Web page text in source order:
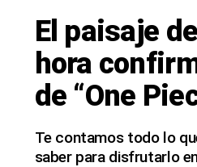
El paisaje
hora
de “One
Te contamos todo lo
saber para disfrutarlo